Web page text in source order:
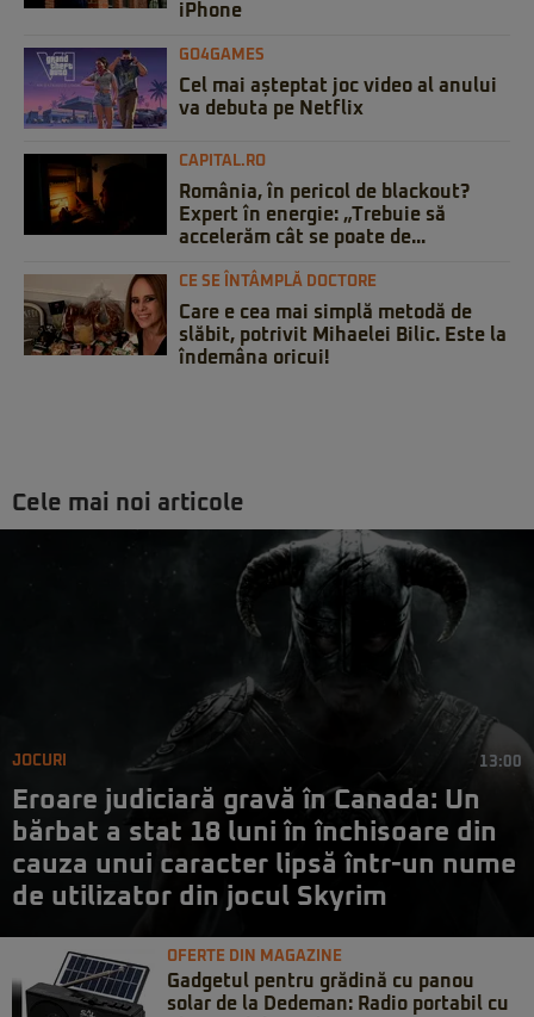
iPhone
GO4GAMES
Cel mai așteptat joc video al anului
va debuta pe Netflix
CAPITAL.RO
România, în pericol de blackout?
Expert în energie: „Trebuie să
accelerăm cât se poate de...
CE SE ÎNTÂMPLĂ DOCTORE
Care e cea mai simplă metodă de
slăbit, potrivit Mihaelei Bilic. Este la
îndemâna oricui!
Cele mai noi articole
JOCURI 13:00
Eroare judiciară gravă în Canada: Un
bărbat a stat 18 luni în închisoare din
cauza unui caracter lipsă într-un nume
de utilizator din jocul Skyrim
OFERTE DIN MAGAZINE
Gadgetul pentru grădină cu panou
solar de la Dedeman: Radio portabil cu